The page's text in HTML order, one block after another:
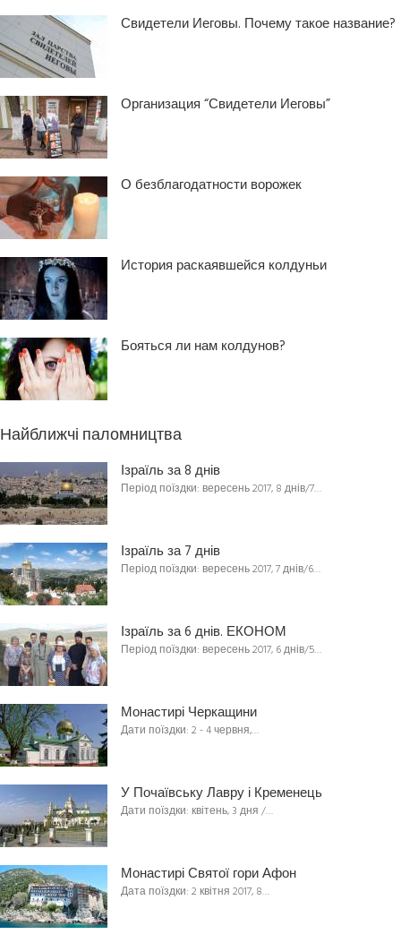
Свидетели Иеговы. Почему такое название?
Организация “Свидетели Иеговы”
О безблагодатности ворожек
История раскаявшейся колдуньи
Бояться ли нам колдунов?
Найближчі паломництва
Ізраїль за 8 днів
Період поїздки: вересень 2017, 8 днів/7…
Ізраїль за 7 днів
Період поїздки: вересень 2017, 7 днів/6…
Ізраїль за 6 днів. ЕКОНОМ
Період поїздки: вересень 2017, 6 днів/5…
Монастирі Черкащини
Дати поїздки: 2 - 4 червня,…
У Почаївську Лавру і Кременець
Дати поїздки: квітень, 3 дня /…
Монастирі Святої гори Афон
Дата поїздки: 2 квітня 2017, 8…